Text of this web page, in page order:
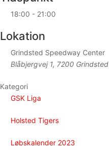
18:00 - 21:00
Lokation
Grindsted Speedway Center
Blåbjergvej 1, 7200 Grindsted
Kategori
GSK Liga
Holsted Tigers
Løbskalender 2023